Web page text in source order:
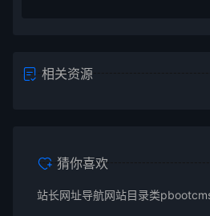
相关资源
猜你喜欢